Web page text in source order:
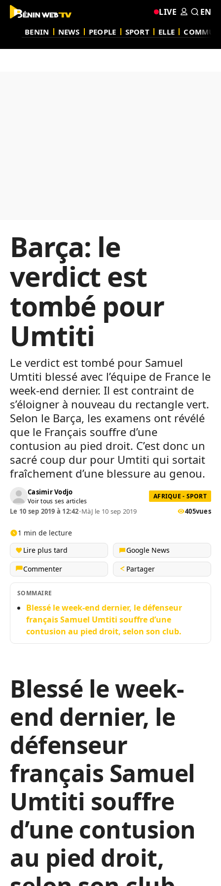
BENIN NEWS PEOPLE SPORT ELLE
LIVE EN
Barça: le
verdict est
tombé pour
Umtiti
Le verdict est tombé pour Samuel
Umtiti blessé avec l’équipe de France le
week-end dernier. Il est contraint de
s’éloigner à nouveau du rectangle vert.
Selon le Barça, les examens ont révélé
que le Français souffre d’une
contusion au pied droit. C’est donc un
sacré coup dur pour Umtiti qui sortait
fraîchement d’une blessure au genou.
Casimir Vodjo
Voir tous ses articles
AFRIQUE - SPORT
Le 10 sep 2019 à 12:42•MàJ le 10 sep 2019 405vues
1 min de lecture
Lire plus tard
Google News
Commenter
Partager
SOMMAIRE
Blessé le week-end dernier, le défenseur
français Samuel Umtiti souffre d’une
contusion au pied droit, selon son club.
Blessé le week-
end dernier, le
défenseur
français Samuel
Umtiti souffre
d’une contusion
au pied droit,